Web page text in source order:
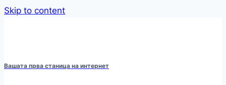
Skip to content
Вашата прва станица на интернет